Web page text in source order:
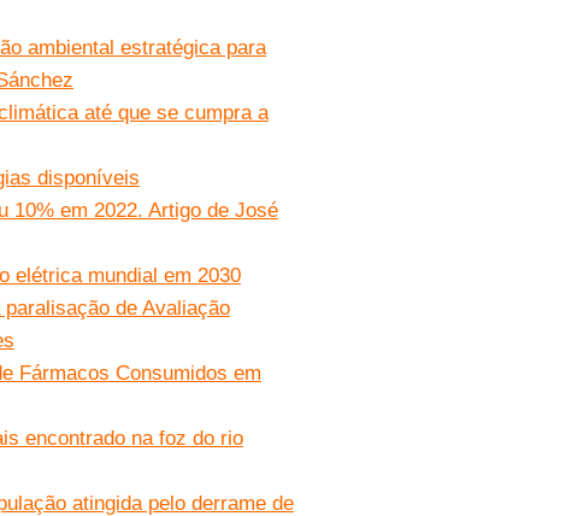
ambiental estratégica para
até que se cumpra a
disponíveis
10% em 2022. Artigo de José
elétrica mundial em 2030
de Avaliação
Fármacos Consumidos em
encontrado na foz do rio
atingida pelo derrame de